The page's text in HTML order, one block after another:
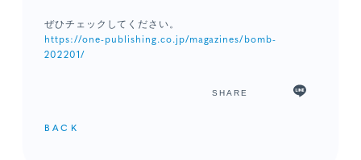
ぜひチェックしてください。
https://one-publishing.co.jp/magazines/bomb-
202201/
SHARE
BACK